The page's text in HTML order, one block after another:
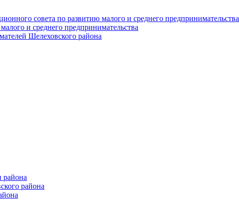
совета по развитию малого и среднего предпринимательства
и среднего предпринимательства
Шелеховского района
района
района